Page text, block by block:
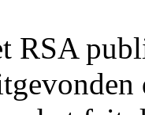
RSA